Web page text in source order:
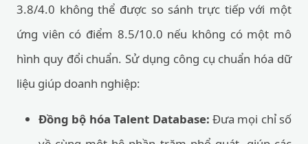
3.8/4.0 không thể được so sánh trực tiếp với một
ứng viên có điểm 8.5/10.0 nếu không có một mô
hình quy đổi chuẩn. Sử dụng công cụ chuẩn hóa dữ
liệu giúp doanh nghiệp:
Đồng bộ hóa Talent Database: Đưa mọi chỉ số